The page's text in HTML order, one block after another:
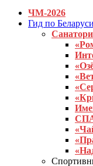
ЧМ-2026
Гид по Беларуси